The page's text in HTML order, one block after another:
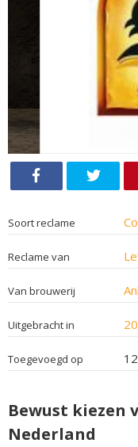
Soort reclame
Reclame van
Van brouwerij
Uitgebracht in
Toegevoegd op
Bewust kiezen
Nederland